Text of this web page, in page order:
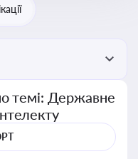
темі: Державне